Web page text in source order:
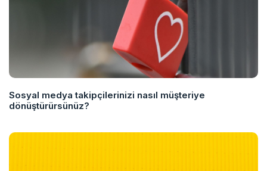
Sosyal medya takipçilerinizi nasıl müşteriye
dönüştürürsünüz?